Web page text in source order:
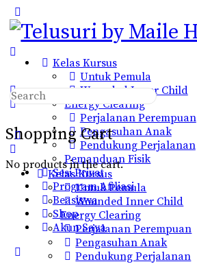
Side
Panel
Kelas Kursus
Untuk Pemula
Wounded Inner Child
Energy Clearing
Perjalanan Perempuan
Pengasuhan Anak
Pendukung Perjalanan
Pemanduan Fisik
Sesi Privat
Program Afiliasi
Beasiswa
Shop
Akun Saya
More
Shopping Cart
No products in the cart.
Search
for:
Kelas Kursus
Untuk Pemula
Wounded Inner Child
Energy Clearing
Perjalanan Perempuan
Pengasuhan Anak
Pendukung Perjalanan